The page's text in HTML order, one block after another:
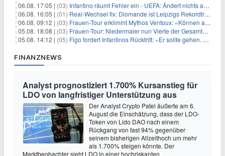
06.08. 17:05 | (03) Infantino räumt Fehler ein - UEFA: Ändert nichts an Boykott
06.08. 16:05 | (01) Real-Wechsel fix: Diomande ist Leipzigs Rekordtransfer
06.08. 09:12 | (03) Frauen-Tour erklimmt Mythos Ventoux: «Können alles schaffen»
05.08. 18:08 | (03) Frauen-Tour: Niedermaier nun Vierte der Gesamtwertung
05.08. 14:12 | (05) Figo fordert Infantinos Rücktritt: «Er sollte gehen. Jetzt»
FINANZNEWS
Analyst prognostiziert 1.700% Kursanstieg für
LDO von langfristiger Unterstützung aus
Der Analyst Crypto Patel äußerte am 6.
August die Einschätzung, dass der LDO-
Token von Lido DAO nach einem
Rückgang von fast 94% gegenüber
seinem bisherigen Allzeithoch um mehr
als 1.700% steigen könnte. Der
Marktbeobachter sieht LDO in einer hochriskanten